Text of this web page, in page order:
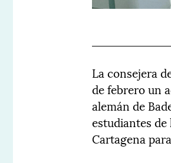
La consejera
de febrero un
alemán de
estudiantes
Cartagena